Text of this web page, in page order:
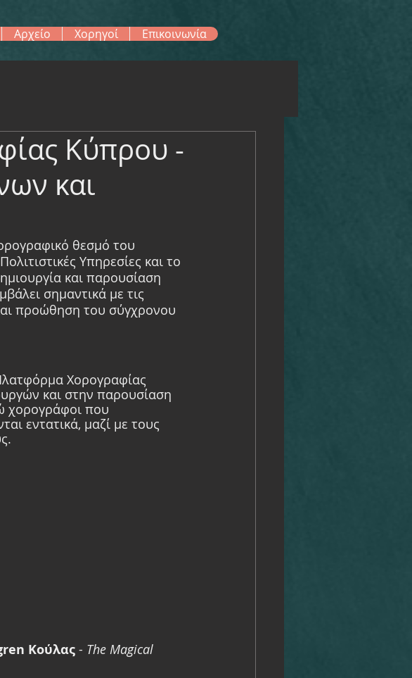
Αρχείο Χορηγοί Επικοινωνία
Κύπρου -
και
θεσμό του
Υπηρεσίες και το
και παρουσίαση
σημαντικά με τις
προώθηση του σύγχρονου
Χορογραφίας
και στην παρουσίαση
χορογράφοι που
εντατικά, μαζί με τους
Κούλας - The Magical